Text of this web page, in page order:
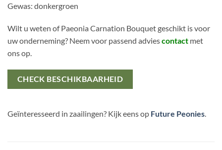
Gewas: donkergroen
Wilt u weten of Paeonia Carnation Bouquet geschikt is voor
uw onderneming? Neem voor passend adviescontact met
ons op.
CHECK BESCHIKBAARHEID
Geïnteresseerd in zaailingen? Kijk eens op Future Peonies